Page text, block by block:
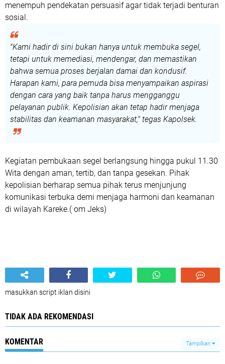
menempuh pendekatan persuasif agar tidak terjadi benturan
sosial.
"Kami hadir di sini bukan hanya untuk membuka segel,
tetapi untuk memediasi, mendengar, dan memastikan
bahwa semua proses berjalan damai dan kondusif.
Harapan kami, para pemuda bisa menyampaikan aspirasi
dengan cara yang baik tanpa harus mengganggu
pelayanan publik. Kepolisian akan tetap hadir menjaga
stabilitas dan keamanan masyarakat," tegas Kapolsek.
Kegiatan pembukaan segel berlangsung hingga pukul 11.30
Wita dengan aman, tertib, dan tanpa gesekan. Pihak
kepolisian berharap semua pihak terus menjunjung
komunikasi terbuka demi menjaga harmoni dan keamanan
di wilayah Kareke.( om Jeks)
masukkan script iklan disini
TIDAK ADA REKOMENDASI
KOMENTAR Tampilkan